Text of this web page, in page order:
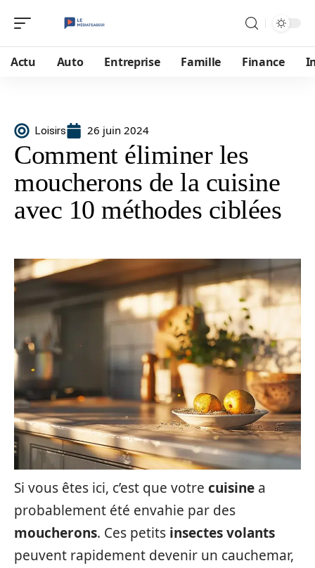
Actu Auto Entreprise Famille Finance
Loisirs 26 juin 2024
Comment éliminer les
moucherons de la cuisine
avec 10 méthodes ciblées
Si vous êtes ici, c’est que votre cuisine a
probablement été envahie par des
moucherons. Ces petits insectes volants
peuvent rapidement devenir un cauchemar,